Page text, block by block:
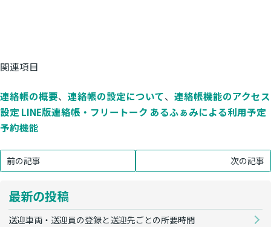
関連項目
連絡帳の概要、 連絡帳の設定について、 連絡帳機能のアクセス
設定 LINE版連絡帳・フリートーク あるふぁみによる利用予定
予約機能
前の記事 次の記事
最新の投稿
送迎車両・送迎員の登録と送迎先ごとの所要時間